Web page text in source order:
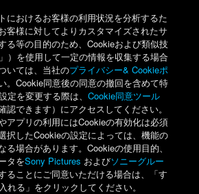
におけるお客様の利用状況を分析するた
客様に対してよりカスタマイズされたサ
る等の目的のため、Cookieおよび類似技
）を使用して一定の情報を収集する場合
いては、当社のプライバシー& Cookieポ
。Cookie同意後の同意の撤回を含めて特
定を変更する際は、Cookie同意ツール
認できます）にアクセスしてください。
アプリの利用にはCookieの有効化は必須
択したCookieの設定によっては、機能の
る場合があります。Cookieの使用目的、
タをSony Pictures およびソニーグルー
ることにご同意いただける場合は、「す
れる」をクリックしてください。